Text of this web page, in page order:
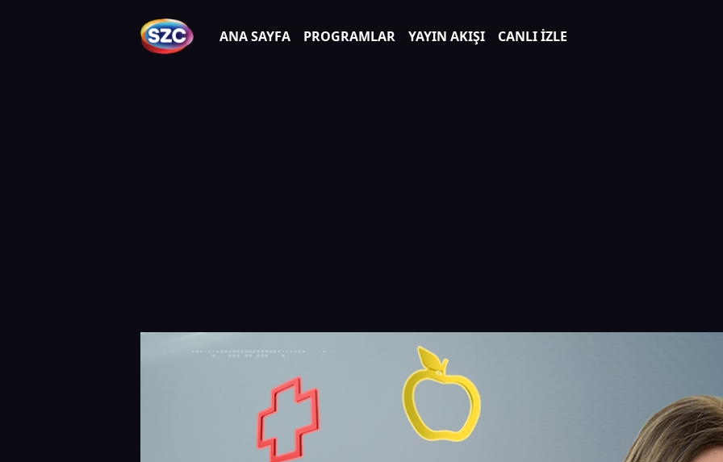
ANA SAYFA PROGRAMLAR YAYIN AKIŞI CANLI İZLE